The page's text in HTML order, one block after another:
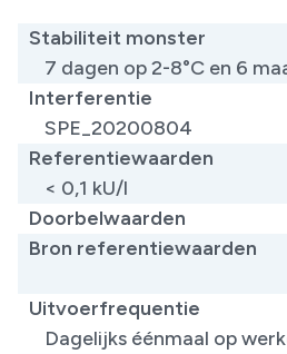
Stabiliteit monster
7 dagen op 2-8°C en 6
Interferentie
SPE_20200804
Referentiewaarden
< 0,1 kU/l
Doorbelwaarden
Bron referentiewaarden
Uitvoerfrequentie
Dagelijks éénmaal op